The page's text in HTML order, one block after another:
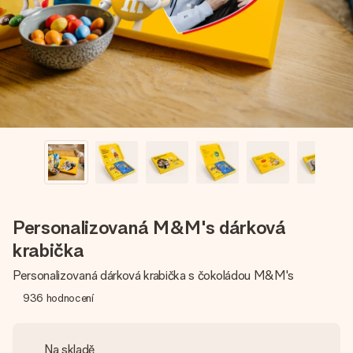
jménem, vaší fotografií nebo vzkazem, který doopravdy
zahřeje u srdce. Žádné zbytečné složitosti, jen spousta
lásky pro daný okamžik.
Personalizovaná M&M's dárková
krabička
Personalizovaná dárková krabička s čokoládou M&M's
936 hodnocení
Na skladě